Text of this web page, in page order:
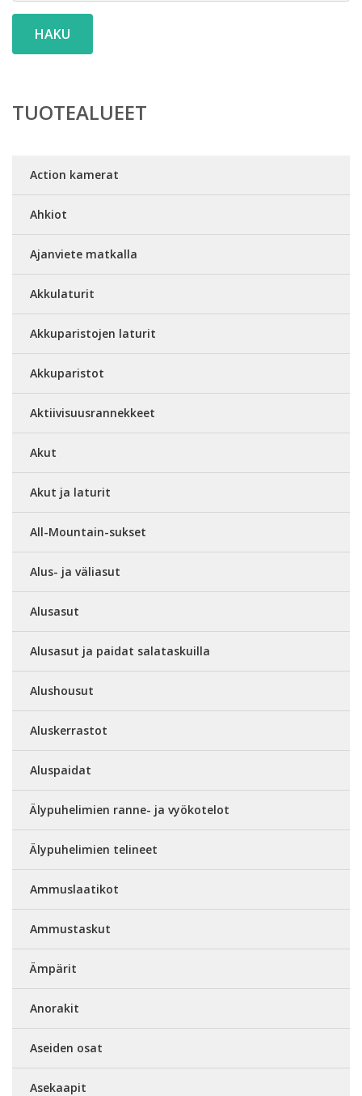
HAKU
TUOTEALUEET
Action kamerat
Ahkiot
Ajanviete matkalla
Akkulaturit
Akkuparistojen laturit
Akkuparistot
Aktiivisuusrannekkeet
Akut
Akut ja laturit
All-Mountain-sukset
Alus- ja väliasut
Alusasut
Alusasut ja paidat salataskuilla
Alushousut
Aluskerrastot
Aluspaidat
Älypuhelimien ranne- ja vyökotelot
Älypuhelimien telineet
Ammuslaatikot
Ammustaskut
Ämpärit
Anorakit
Aseiden osat
Asekaapit